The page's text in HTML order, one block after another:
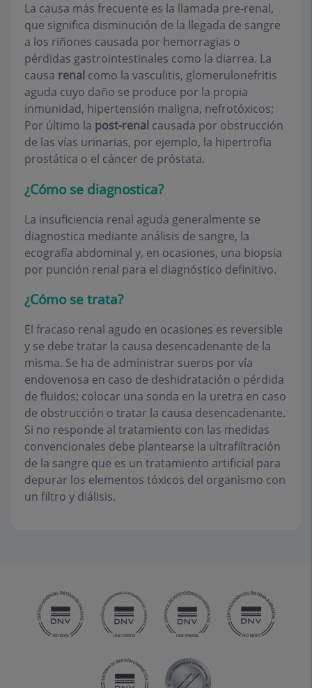
La causa más frecuente es la llamada pre-renal,
que significa disminución de la llegada de sangre
a los riñones causada por hemorragias o
pérdidas gastrointestinales como la diarrea. La
causa renal como la vasculitis, glomerulonefritis
aguda cuyo daño se produce por la propia
inmunidad, hipertensión maligna, nefrotóxicos;
Por último la post-renal causada por obstrucción
de las vías urinarias, por ejemplo, la hipertrofia
prostática o el cáncer de próstata.
¿Cómo se diagnostica?
La insuficiencia renal aguda generalmente se
diagnostica mediante análisis de sangre, la
ecografía abdominal y, en ocasiones, una biopsia
por punción renal para el diagnóstico definitivo.
¿Cómo se trata?
El fracaso renal agudo en ocasiones es reversible
y se debe tratar la causa desencadenante de la
misma. Se ha de administrar sueros por vía
endovenosa en caso de deshidratación o pérdida
de fluidos; colocar una sonda en la uretra en caso
de obstrucción o tratar la causa desencadenante.
Si no responde al tratamiento con las medidas
convencionales debe plantearse la ultrafiltración
de la sangre que es un tratamiento artificial para
depurar los elementos tóxicos del organismo con
un filtro y diálisis.